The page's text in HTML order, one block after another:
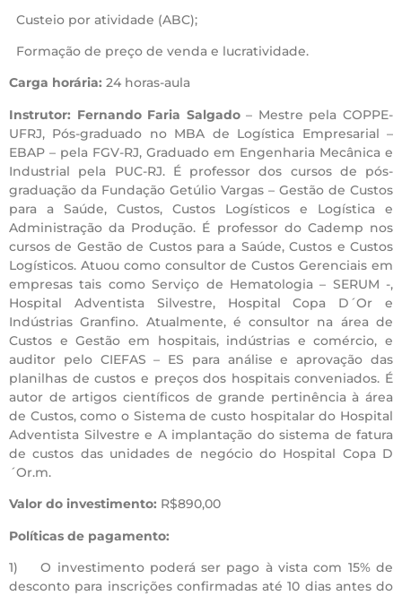
Custeio por atividade (ABC);
Formação de preço de venda e lucratividade.
Carga horária: 24 horas-aula
Instrutor: Fernando Faria Salgado– Mestre pela COPPE-
UFRJ, Pós-graduado no MBA de Logística Empresarial –
EBAP – pela FGV-RJ, Graduado em Engenharia Mecânica e
Industrial pela PUC-RJ. É professor dos cursos de pós-
graduação da Fundação Getúlio Vargas – Gestão de Custos
para a Saúde, Custos, Custos Logísticos e Logística e
Administração da Produção. É professor do Cademp nos
cursos de Gestão de Custos para a Saúde, Custos e Custos
Logísticos. Atuou como consultor de Custos Gerenciais em
empresas tais como Serviço de Hematologia – SERUM -,
Hospital Adventista Silvestre, Hospital Copa D´Or e
Indústrias Granfino. Atualmente, é consultor na área de
Custos e Gestão em hospitais, indústrias e comércio, e
auditor pelo CIEFAS – ES para análise e aprovação das
planilhas de custos e preços dos hospitais conveniados. É
autor de artigos científicos de grande pertinência à área
de Custos, como o Sistema de custo hospitalar do Hospital
Adventista Silvestre e A implantação do sistema de fatura
de custos das unidades de negócio do Hospital Copa D
´Or.m.
Valor do investimento: R$890,00
Políticas de pagamento:
1) O investimento poderá ser pago à vista com 15% de
desconto para inscrições confirmadas até 10 dias antes do